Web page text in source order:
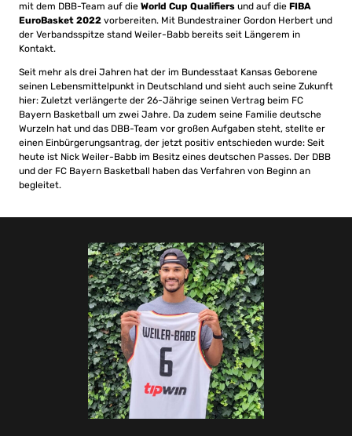
mit dem DBB-Team auf die World Cup Qualifiers und auf die FIBA
EuroBasket 2022 vorbereiten. Mit Bundestrainer Gordon Herbert und
der Verbandsspitze stand Weiler-Babb bereits seit Längerem in
Kontakt.
Seit mehr als drei Jahren hat der im Bundesstaat Kansas Geborene
seinen Lebensmittelpunkt in Deutschland und sieht auch seine Zukunft
hier: Zuletzt verlängerte der 26-Jährige seinen Vertrag beim FC
Bayern Basketball um zwei Jahre. Da zudem seine Familie deutsche
Wurzeln hat und das DBB-Team vor großen Aufgaben steht, stellte er
einen Einbürgerungsantrag, der jetzt positiv entschieden wurde: Seit
heute ist Nick Weiler-Babb im Besitz eines deutschen Passes. Der DBB
und der FC Bayern Basketball haben das Verfahren von Beginn an
begleitet.